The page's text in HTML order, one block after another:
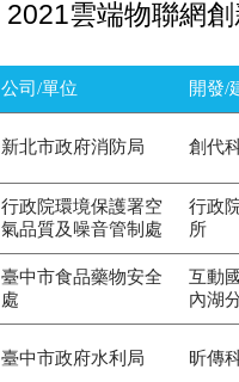
2021雲端物聯網
公司/單位 開發/
新北市政府消防局 創代
行政院環境保護署空
氣品質及噪音管制處
行政
所
臺中市食品藥物安全
處
互動
內湖
臺中市政府水利局 昕傳